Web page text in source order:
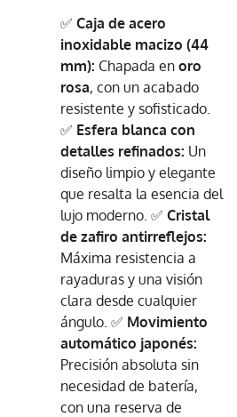
✅ Caja de acero
inoxidable macizo (44
mm): Chapada en oro
rosa, con un acabado
resistente y sofisticado.
✅ Esfera blanca con
detalles refinados: Un
diseño limpio y elegante
que resalta la esencia del
lujo moderno. ✅ Cristal
de zafiro antirreflejos:
Máxima resistencia a
rayaduras y una visión
clara desde cualquier
ángulo. ✅ Movimiento
automático japonés:
Precisión absoluta sin
necesidad de batería,
con una reserva de